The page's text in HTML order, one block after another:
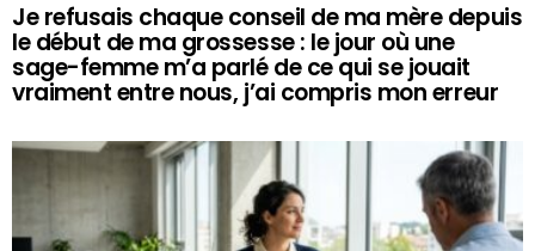
Je refusais chaque conseil de ma mère depuis
le début de ma grossesse : le jour où une
sage-femme m’a parlé de ce qui se jouait
vraiment entre nous, j’ai compris mon erreur